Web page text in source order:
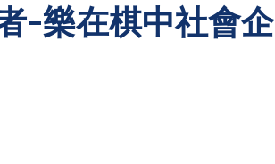
-樂在棋中社會企